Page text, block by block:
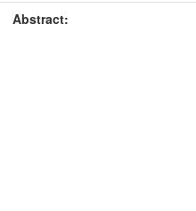
Abstract: